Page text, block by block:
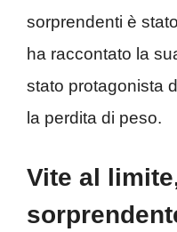
sorprendenti è stato
ha raccontato la
stato protagonista
la perdita di peso.
Vite al